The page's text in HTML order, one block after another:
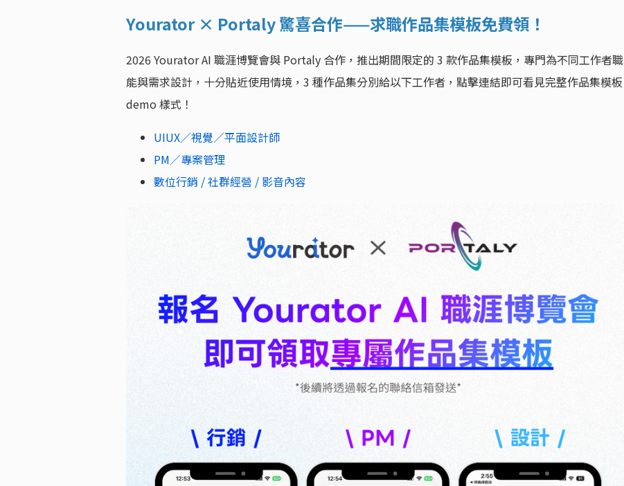
Yourator × Portaly 驚喜合作——求職作品集模板免費領！
2026 Yourator AI 職涯博覽會與 Portaly 合作，推出期間限定的 3 款作品集模板，專門為不同工作者職
能與需求設計，十分貼近使用情境，3 種作品集分別給以下工作者，點擊連結即可看見完整作品集模板
demo 樣式！
UIUX／視覺／平面設計師
PM／專案管理
數位行銷 / 社群經營 / 影音內容